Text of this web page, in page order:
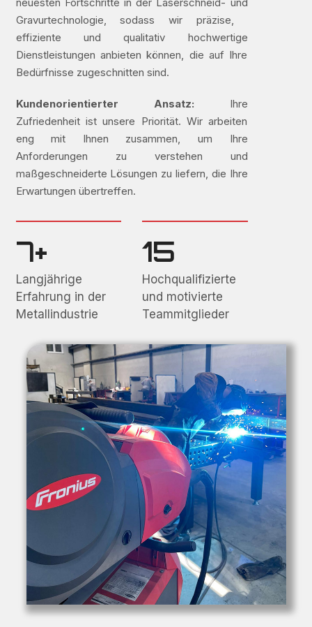
Gravurtechnologie, sodass wir präzise, ​​
effiziente und qualitativ hochwertige
Dienstleistungen anbieten können, die auf Ihre
Bedürfnisse zugeschnitten sind.
Kundenorientierter Ansatz: Ihre
Zufriedenheit ist unsere Priorität. Wir arbeiten
eng mit Ihnen zusammen, um Ihre
Anforderungen zu verstehen und
maßgeschneiderte Lösungen zu liefern, die Ihre
Erwartungen übertreffen.
7+
Langjährige
Erfahrung in der
Metallindustrie
15
Hochqualifizierte
und motivierte
Teammitglieder